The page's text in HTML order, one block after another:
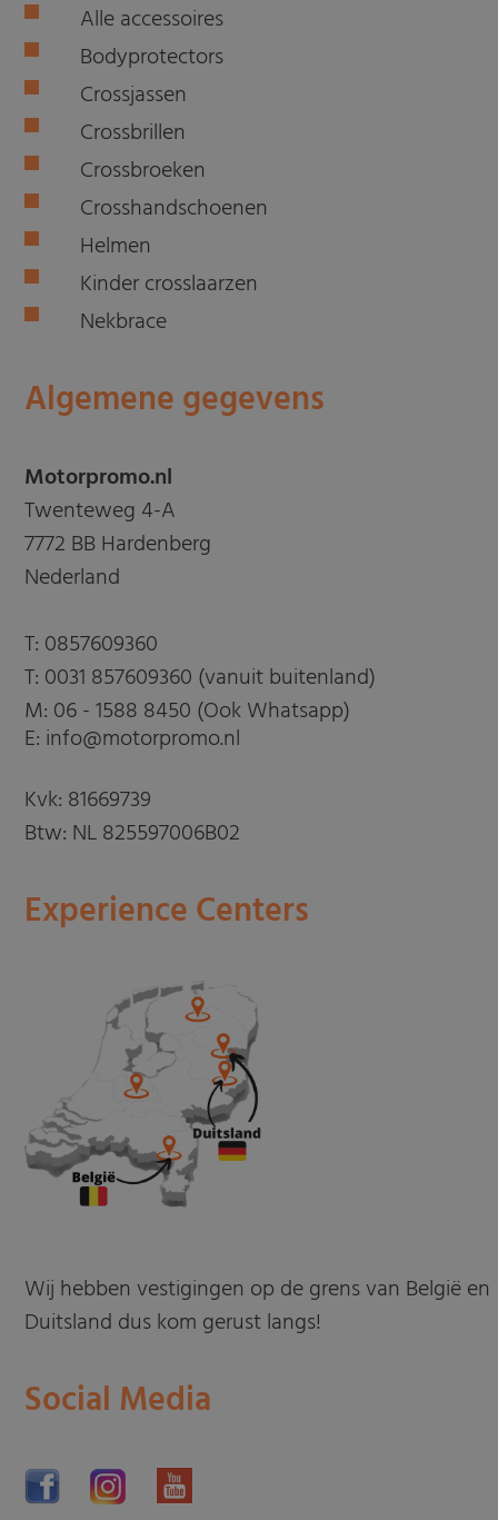
Alle accessoires
Bodyprotectors
Crossjassen
Crossbrillen
Crossbroeken
Crosshandschoenen
Helmen
Kinder crosslaarzen
Nekbrace
Algemene gegevens
Motorpromo.nl
Twenteweg 4-A
7772 BB Hardenberg
Nederland
T: 0857609360
T: 0031 857609360 (vanuit buitenland)
M: 06 - 1588 8450 (Ook Whatsapp)
E: info@motorpromo.nl
Kvk: 81669739
Btw: NL 825597006B02
Experience Centers
Wij hebben vestigingen op de grens van België en
Duitsland dus kom gerust langs!
Social Media